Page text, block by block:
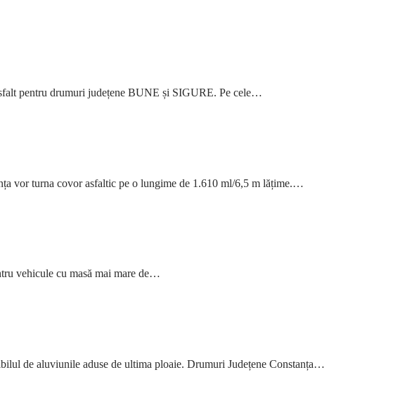
pentru drumuri județene BUNE și SIGURE. Pe cele…
vor turna covor asfaltic pe o lungime de 1.610 ml/6,5 m lățime.…
vehicule cu masă mai mare de…
de aluviunile aduse de ultima ploaie. Drumuri Județene Constanța…